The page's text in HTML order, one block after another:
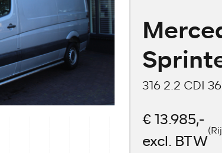
316 2.2 CDI
€ 13.985,-
excl. BTW